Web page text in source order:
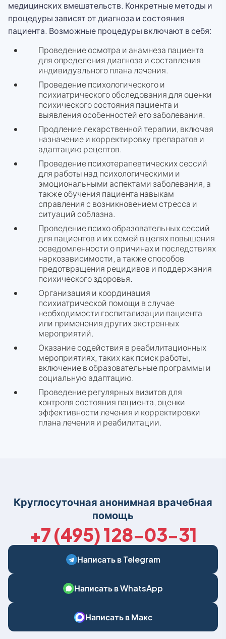
медицинских вмешательств. Конкретные методы и
процедуры зависят от диагноза и состояния
пациента. Возможные процедуры включают в себя:
Проведение осмотра и анамнеза пациента
для определения диагноза и составления
индивидуального плана лечения.
Проведение психологического и
психиатрического обследования для оценки
психического состояния пациента и
выявления особенностей его заболевания.
Продление лекарственной терапии, включая
назначение и корректировку препаратов и
адаптацию рецептов.
Проведение психотерапевтических сессий
для работы над психологическими и
эмоциональными аспектами заболевания, а
также обучения пациента навыкам
справления с возникновением стресса и
ситуаций соблазна.
Проведение психо образовательных сессий
для пациентов и их семей в целях повышения
осведомленности о причинах и последствиях
наркозависимости, а также способов
предотвращения рецидивов и поддержания
психического здоровья.
Организация и координация
психиатрической помощи в случае
необходимости госпитализации пациента
или применения других экстренных
мероприятий.
Оказание содействия в реабилитационных
мероприятиях, таких как поиск работы,
включение в образовательные программы и
социальную адаптацию.
Проведение регулярных визитов для
контроля состояния пациента, оценки
эффективности лечения и корректировки
плана лечения и реабилитации.
Круглосуточная анонимная врачебная
помощь
+7 (495) 128-03-31
Написать в Telegram
Написать в WhatsApp
Написать в Макс